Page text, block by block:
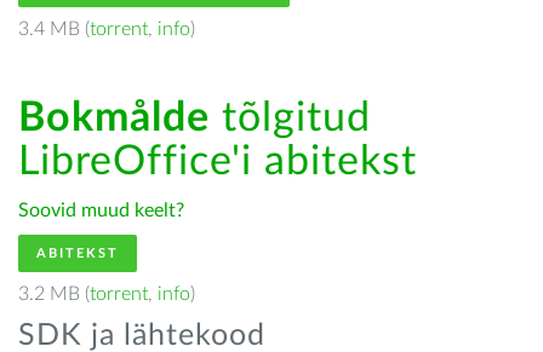
3.4 MB (torrent, info)
Bokmålde tõlgitud
LibreOffice'i abitekst
Soovid muud keelt?
ABITEKST
3.2 MB (torrent, info)
SDK ja lähtekood